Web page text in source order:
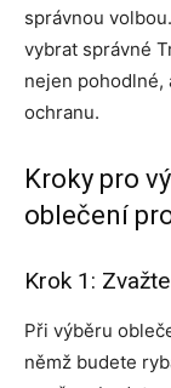
správnou
vybrat správné
nejen pohodlné,
ochranu.
Kroky pro
oblečení
Krok 1:
Při výběru
němž budete